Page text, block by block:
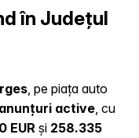
în Județul
, pe piața auto
active , cu
EUR și 258.335